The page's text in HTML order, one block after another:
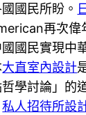
國民所盼。
再次偉
國民實現中
大直室內設計
學討論」的
私人招待所設